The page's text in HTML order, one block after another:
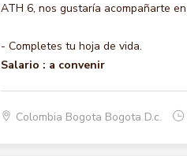
ATH 6, nos gustaría acompañarte
- Completes tu hoja de vida.
Salario : a convenir
Colombia Bogota Bogota D.c.